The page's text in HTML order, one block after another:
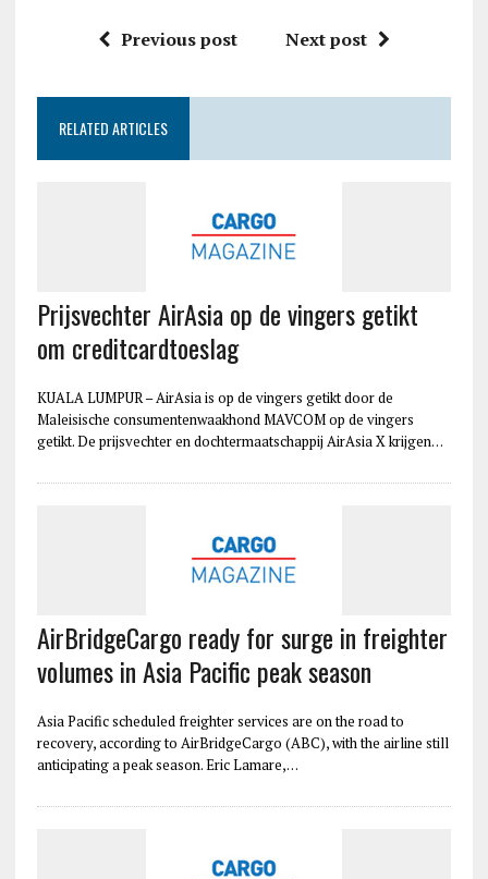
Previous post Next post
RELATED ARTICLES
Prijsvechter AirAsia op de vingers getikt
om creditcardtoeslag
KUALA LUMPUR – AirAsia is op de vingers getikt door de
Maleisische consumentenwaakhond MAVCOM op de vingers
getikt. De prijsvechter en dochtermaatschappij AirAsia X krijgen…
AirBridgeCargo ready for surge in freighter
volumes in Asia Pacific peak season
Asia Pacific scheduled freighter services are on the road to
recovery, according to AirBridgeCargo (ABC), with the airline still
anticipating a peak season. Eric Lamare,…